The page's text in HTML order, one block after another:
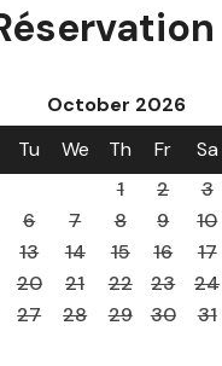
October 2026
Tu We Th Fr Sa
1
2 3
6 7 8 9 10
13 14 15 16 17
20 21 22 23 24
27 28 29 30 31